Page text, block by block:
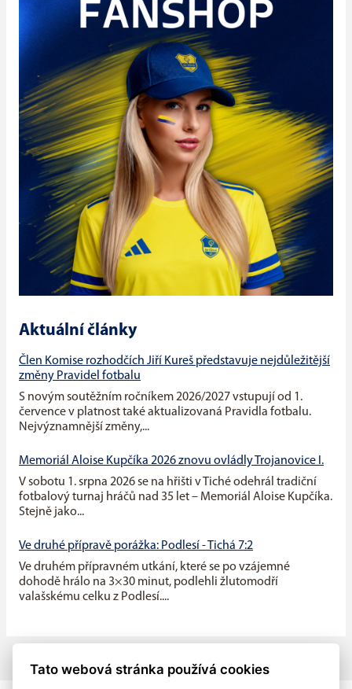
Aktuální články
Člen Komise rozhodčích Jiří Kureš představuje nejdůležitější
změny Pravidel fotbalu
S novým soutěžním ročníkem 2026/2027 vstupují od 1.
července v platnost také aktualizovaná Pravidla fotbalu.
Nejvýznamnější změny,...
Memoriál Aloise Kupčíka 2026 znovu ovládly Trojanovice I.
V sobotu 1. srpna 2026 se na hřišti v Tiché odehrál tradiční
fotbalový turnaj hráčů nad 35 let – Memoriál Aloise Kupčíka.
Stejně jako...
Ve druhé přípravě porážka: Podlesí - Tichá 7:2
Ve druhém přípravném utkání, které se po vzájemné
dohodě hrálo na 3×30 minut, podlehli žlutomodří
valašskému celku z Podlesí....
Tato webová stránka používá cookies